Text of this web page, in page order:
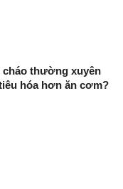
cháo thường xuyên
hóa hơn ăn cơm?